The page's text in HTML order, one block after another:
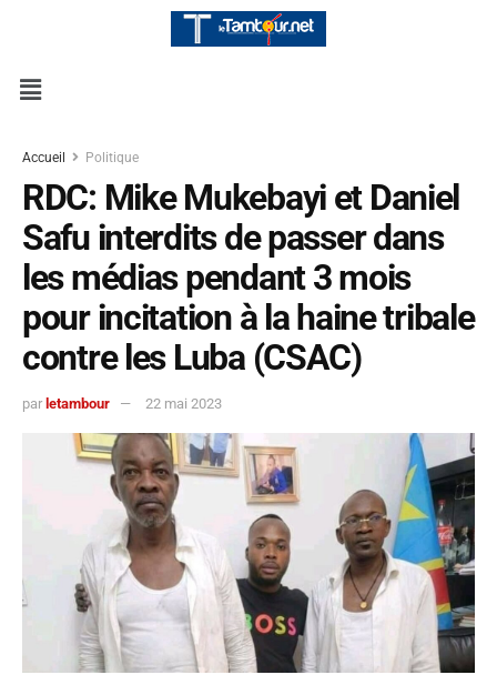
Accueil Politique
RDC: Mike Mukebayi et Daniel
Safu interdits de passer dans
les médias pendant 3 mois
pour incitation à la haine tribale
contre les Luba (CSAC)
par letambour 22 mai 2023